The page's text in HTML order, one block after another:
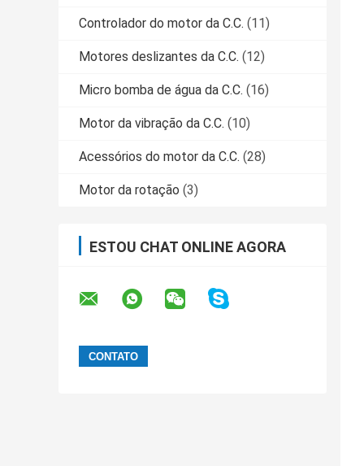
Controlador do motor da C.C. (11)
Motores deslizantes da C.C. (12)
Micro bomba de água da C.C. (16)
Motor da vibração da C.C. (10)
Acessórios do motor da C.C. (28)
Motor da rotação (3)
ESTOU CHAT ONLINE AGORA